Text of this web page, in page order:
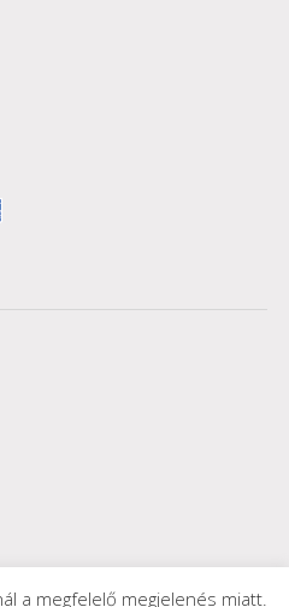
a megfelelő megjelenés miatt.